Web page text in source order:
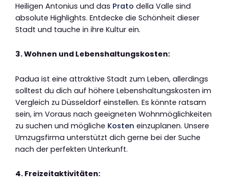
Heiligen Antonius und das Prato della Valle sind
absolute Highlights. Entdecke die Schönheit dieser
Stadt und tauche in ihre Kultur ein.
3. Wohnen und Lebenshaltungskosten:
Padua ist eine attraktive Stadt zum Leben, allerdings
solltest du dich auf höhere Lebenshaltungskosten im
Vergleich zu Düsseldorf einstellen. Es könnte ratsam
sein, im Voraus nach geeigneten Wohnmöglichkeiten
zu suchen und mögliche Kosten einzuplanen. Unsere
Umzugsfirma unterstützt dich gerne bei der Suche
nach der perfekten Unterkunft.
4. Freizeitaktivitäten: